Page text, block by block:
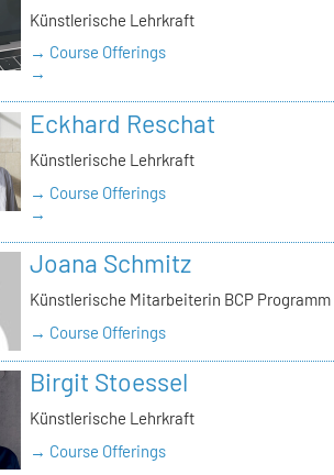
Künstlerische Lehrkraft
→ Course Offerings
→
Eckhard Reschat
Künstlerische Lehrkraft
→ Course Offerings
→
Joana Schmitz
Künstlerische Mitarbeiterin BCP Programm
→ Course Offerings
Birgit Stoessel
Künstlerische Lehrkraft
→ Course Offerings